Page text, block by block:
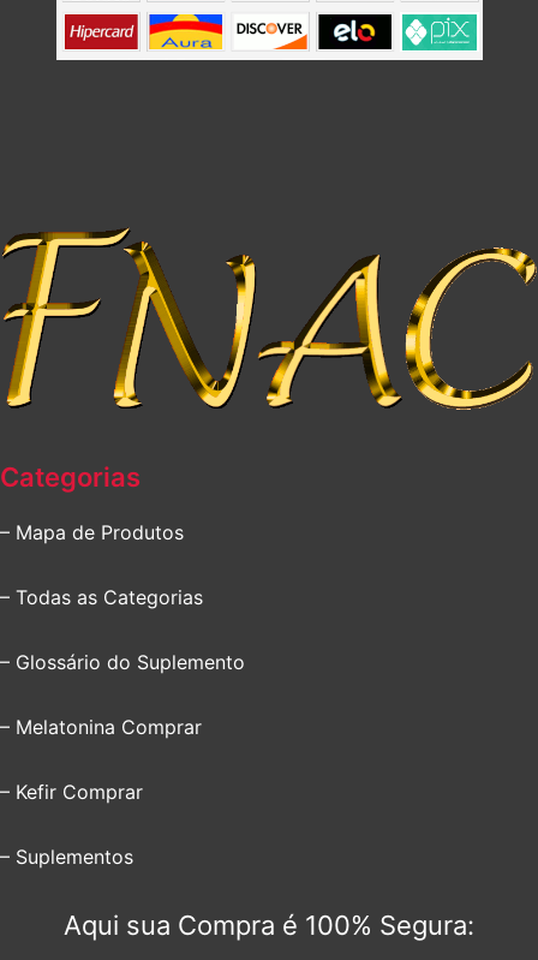
Categorias
– Mapa de Produtos
– Todas as Categorias
– Glossário do Suplemento
– Melatonina Comprar
– Kefir Comprar
– Suplementos
Aqui sua Compra é 100% Segura: